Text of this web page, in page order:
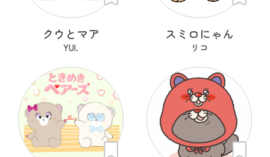
クウとマア
YUI.
スミロにゃん
リコ